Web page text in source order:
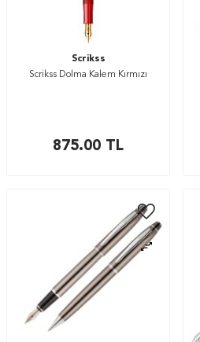
Scrikss
Scrikss Dolma Kalem Kırmızı
875.00 TL